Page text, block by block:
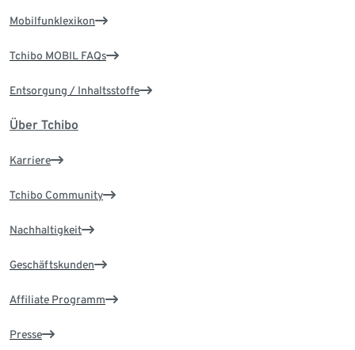
Mobilfunklexikon
Tchibo MOBIL FAQs
Entsorgung / Inhaltsstoffe
Über Tchibo
Karriere
Tchibo Community
Nachhaltigkeit
Geschäftskunden
Affiliate Programm
Presse